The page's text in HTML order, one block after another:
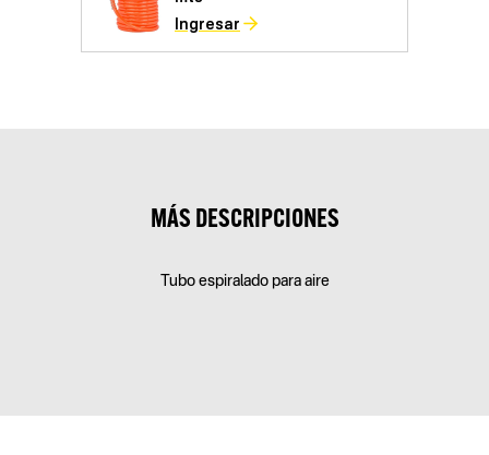
Ingresar
MÁS DESCRIPCIONES
Tubo espiralado para aire